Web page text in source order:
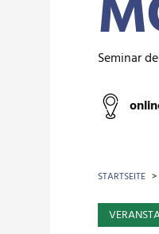
Seminar
STARTSEITE